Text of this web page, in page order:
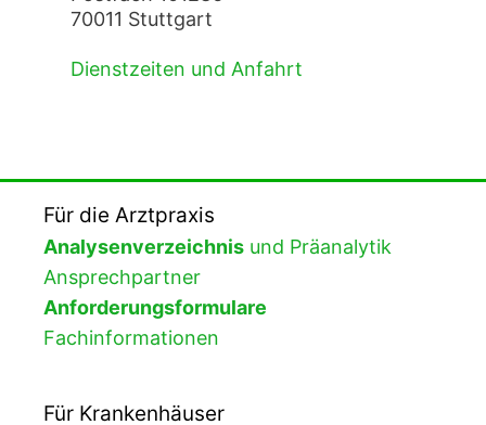
70011 Stuttgart
Dienstzeiten und Anfahrt
Für die Arztpraxis
Analysenverzeichnis und Präanalytik
Ansprechpartner
Anforderungsformulare
Fachinformationen
Für Krankenhäuser